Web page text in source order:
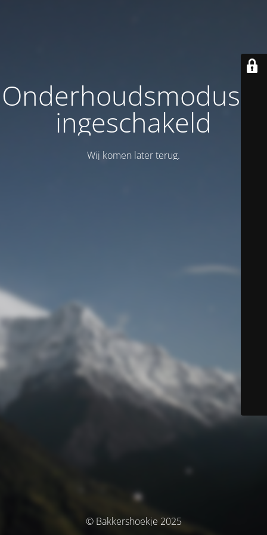
Onderhoudsmodus is
ingeschakeld
Wij komen later terug.
© Bakkershoekje 2025